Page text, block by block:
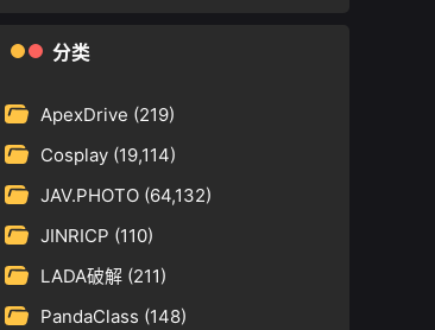
分类
ApexDrive (219)
Cosplay (19,114)
JAV.PHOTO (64,132)
JINRICP (110)
LADA破解 (211)
PandaClass (148)